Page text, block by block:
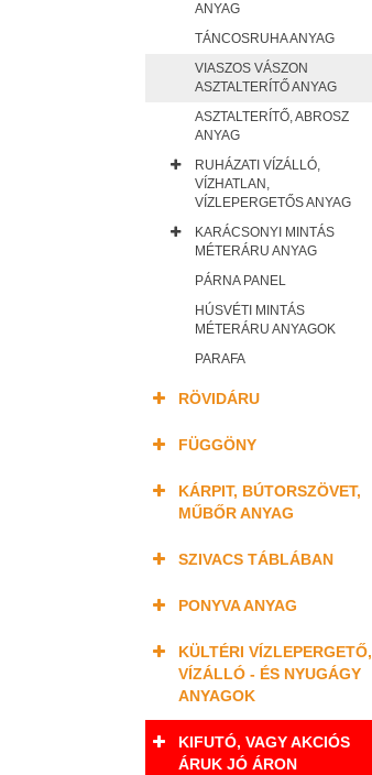
ANYAG
TÁNCOSRUHA ANYAG
VIASZOS VÁSZON
ASZTALTERÍTŐ ANYAG
ASZTALTERÍTŐ, ABROSZ
ANYAG
RUHÁZATI VÍZÁLLÓ,
VÍZHATLAN,
VÍZLEPERGETŐS ANYAG
KARÁCSONYI MINTÁS
MÉTERÁRU ANYAG
PÁRNA PANEL
HÚSVÉTI MINTÁS
MÉTERÁRU ANYAGOK
PARAFA
RÖVIDÁRU
FÜGGÖNY
KÁRPIT, BÚTORSZÖVET,
MŰBŐR ANYAG
SZIVACS TÁBLÁBAN
PONYVA ANYAG
KÜLTÉRI VÍZLEPERGETŐ,
VÍZÁLLÓ - ÉS NYUGÁGY
ANYAGOK
KIFUTÓ, VAGY AKCIÓS
ÁRUK JÓ ÁRON